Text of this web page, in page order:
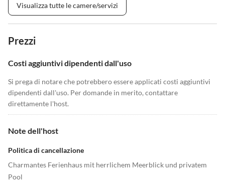
Visualizza tutte le camere/servizi
Prezzi
Costi aggiuntivi dipendenti dall'uso
Si prega di notare che potrebbero essere applicati costi aggiuntivi
dipendenti dall'uso. Per domande in merito, contattare
direttamente l'host.
Note dell'host
Politica di cancellazione
Charmantes Ferienhaus mit herrlichem Meerblick und privatem
Pool